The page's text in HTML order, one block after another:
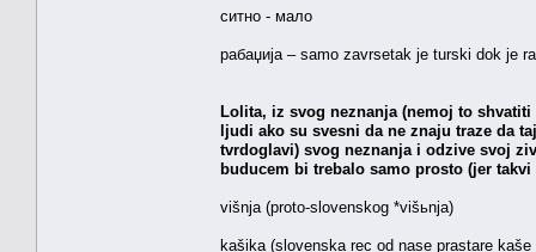
ситно - мало
рабаџија – samo zavrsetak je turski dok je
Lolita, iz svog neznanja (nemoj to
ljudi ako su svesni da ne znaju traze da
tvrdoglavi) svog neznanja i odzive svoj
buducem bi trebalo samo prosto (jer
višnja (proto-slovenskog *višьnja)
kašika (slovenska rec od nase prastare